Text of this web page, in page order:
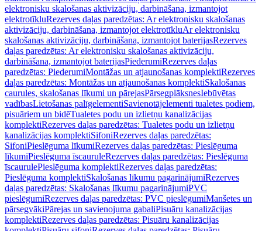
elektronisku skalošanas aktivizāciju, darbināšana, izmantojot
elektrotīkluRezerves daļas paredzētas: Ar elektronisku skalošanas
aktivizāciju, darbināšana, izmantojot elektrotīkluAr elektronisku
skalošanas aktivizāciju, darbināšana, izmantojot baterijasRezerves
daļas paredzētas: Ar elektronisku skalošanas aktivizāciju,
darbināšana, izmantojot baterijasPiederumiRezerves daļas
paredzētas: PiederumiMontāžas un atjaunošanas komplektiRezerves
daļas paredzētas: Montāžas un atjaunošanas komplektiSkalošanas
caurules, skalošanas līkumi un pārejasPārsegplāksnesIebūvētas
vadībasLietošanas palīgelementiSavienotājelementi tualetes podiem,
pisuāriem un bidēTualetes podu un izlietņu kanalizācijas
komplektiRezerves daļas paredzētas: Tualetes podu un izlietņu
kanalizācijas komplektiSifoniRezerves daļas paredzētas:
SifoniPieslēguma līkumiRezerves daļas paredzētas: Pieslēguma
līkumiPieslēguma īscauruleRezerves daļas paredzētas: Pieslēguma
īscaurulePieslēguma komplektiRezerves daļas paredzētas:
Pieslēguma komplektiSkalošanas līkumu pagarinājumiRezerves
daļas paredzētas: Skalošanas līkumu pagarinājumiPVC
pieslēgumiRezerves daļas paredzētas: PVC pieslēgumiManšetes un
pārsegvākiPārejas un savienojuma gabaliPisuāru kanalizācijas
komplektiRezerves daļas paredzētas: Pisuāru kanalizācijas